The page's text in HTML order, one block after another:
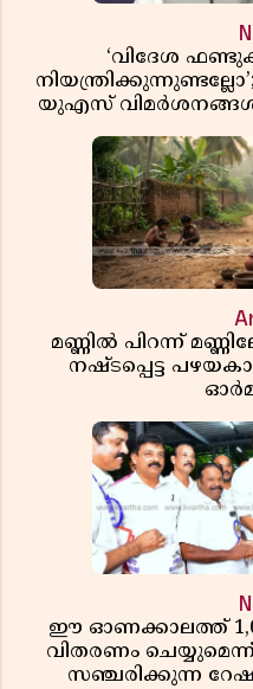
‘വിദേശ
യുഎസ്
മണ്ണിൽ പിറന്ന്
നഷ്ടപ്പെട്ട
ഈ ഓണക്കാലത്ത്
വിതരണം
സഞ്ചരിക്കുന്ന